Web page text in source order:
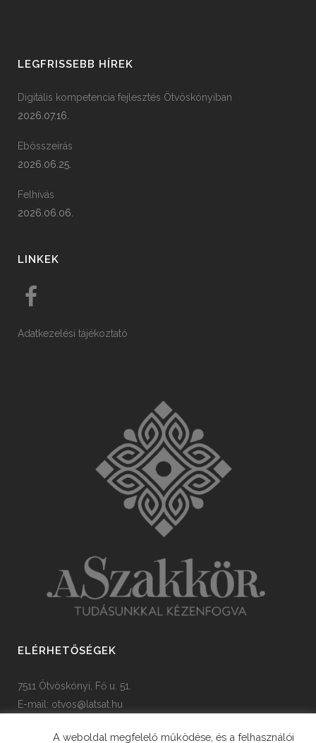
LEGFRISSEBB HÍREK
Digitális kompetencia fejlesztés Ötvöskónyiban
2026.07.16.
Ebösszeírás
2026.06.25.
Felhívás
2026.06.06.
LINKEK
Adatkezelési tájékoztató
ELÉRHETŐSÉGEK
7511 Ötvöskónyi, Fő u. 51.
E-mail: otvos@latsat.hu
A weboldal megfelelő működése, és a felhasználói